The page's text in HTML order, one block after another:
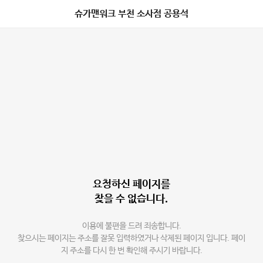
슈가맨워크 부천 소사점 공용석
요청하신 페이지를
찾을 수 없습니다.
이용에 불편을 드려 죄송합니다.
찾으시는 페이지는 주소를 잘못 입력하였거나 삭제된 페이지 입니다. 페이
지 주소를 다시 한 번 확인해 주시기 바랍니다.